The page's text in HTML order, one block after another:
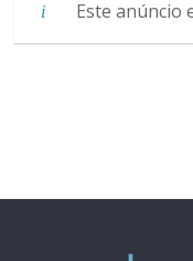
Este anúncio